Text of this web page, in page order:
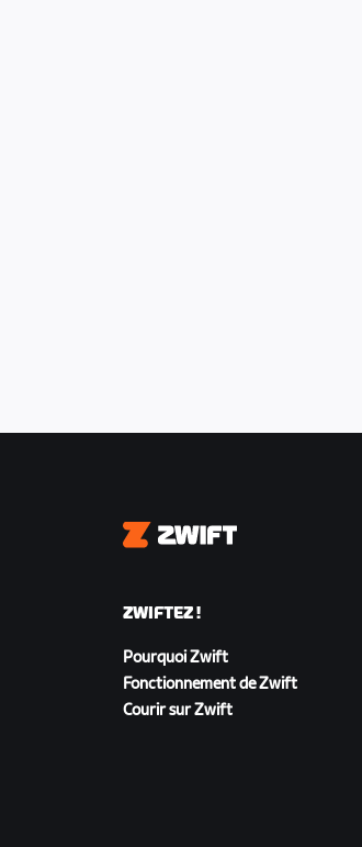
Zwift
ZWIFTEZ !
Pourquoi Zwift
Fonctionnement de Zwift
Courir sur Zwift